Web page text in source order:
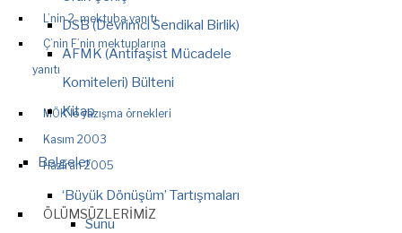
L’nin 2. mektuba yanıtı
Ç’nin F’nin mektuplarına
yanıtı
MÖK’le yazışma örnekleri
Kasım 2003
Haziran 2005
ÖLÜMSÜZLERIMIZ
DSB (Devrimci Sendikal Birlik)
AFMK (Antifaşist Mücadele
Komiteleri) Bülteni
Kitap
Belgeler
‘Büyük Dönüşüm’ Tartışmaları
Sunu